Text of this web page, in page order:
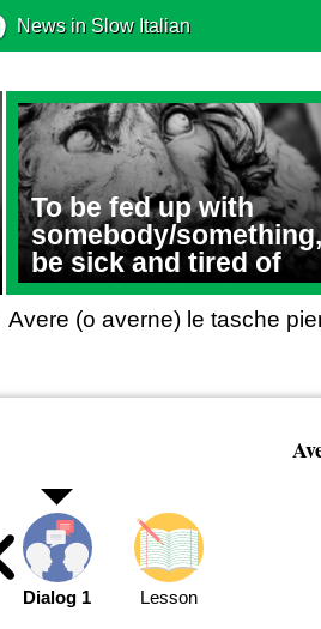
News in Slow Italian
To be fed up with
somebody/
be sick and tired of
Avere (o averne) le tasche
Dialog 1 Lesson